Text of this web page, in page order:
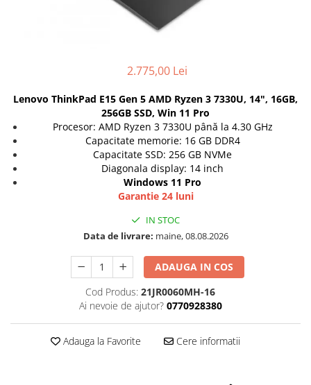
Calculatoare Mini NOI
Calculatoare SECOND-HAND
Calculatoare GAMING
Calculatoare REFURBISHED
Calculatoare RENEW
Calculatoare WORKSTATION
Hard Disk-uri Desktop
Coolere
Surse PC
2.775,00 Lei
Lenovo ThinkPad E15 Gen 5 AMD Ryzen 3 7330U, 14", 16GB,
256GB SSD, Win 11 Pro
Procesor: AMD Ryzen 3 7330U până la 4.30 GHz
Capacitate memorie: 16 GB DDR4
Capacitate SSD: 256 GB NVMe
Diagonala display: 14 inch
Windows 11 Pro
Garantie 24 luni
IN STOC
Data de livrare: maine, 08.08.2026
ADAUGA IN COS
Cod Produs: 21JR0060MH-16
Ai nevoie de ajutor? 0770928380
Adauga la Favorite Cere informatii